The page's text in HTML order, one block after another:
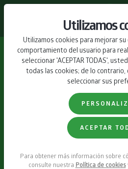
Utilizamos
Utilizamos cookies para mejorar su
comportamiento del usuario para
seleccionar 'ACEPTAR TODAS',
todas las cookies; de lo contrario,
seleccionar sus
ACEPTAR
Para obtener más información sobre
consulte nuestra Política de cookies